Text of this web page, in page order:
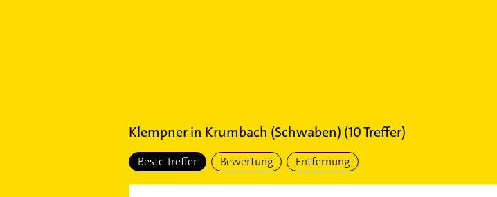
Klempnerin Krumbach (Schwaben) (10Treffer)
Beste Treffer Bewertung Entfernung